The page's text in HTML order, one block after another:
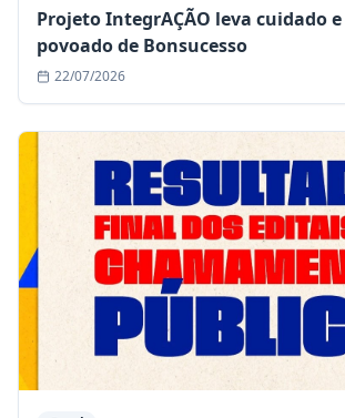
Projeto IntegrAÇÃO leva cuidado
povoado de Bonsucesso
22/07/2026